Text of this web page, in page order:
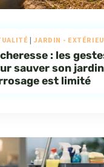
| JARDIN -
: les
sauver son
est limité